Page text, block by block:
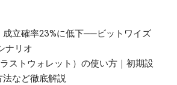
成立確率23%に低下──ビットワイズ
ナリオ
ストウォレット）の使い方｜初期設
など徹底解説